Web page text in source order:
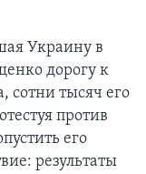
Украину в
дорогу к
сотни тысяч его
против
его
результаты